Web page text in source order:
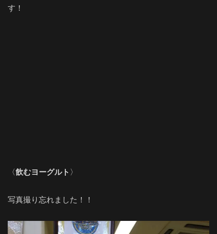
す！
〈飲むヨーグルト 〉
写真撮り忘れました！！